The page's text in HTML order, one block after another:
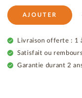
AJOUTER
Livraison offerte : 1
Satisfait ou
Garantie durant 2